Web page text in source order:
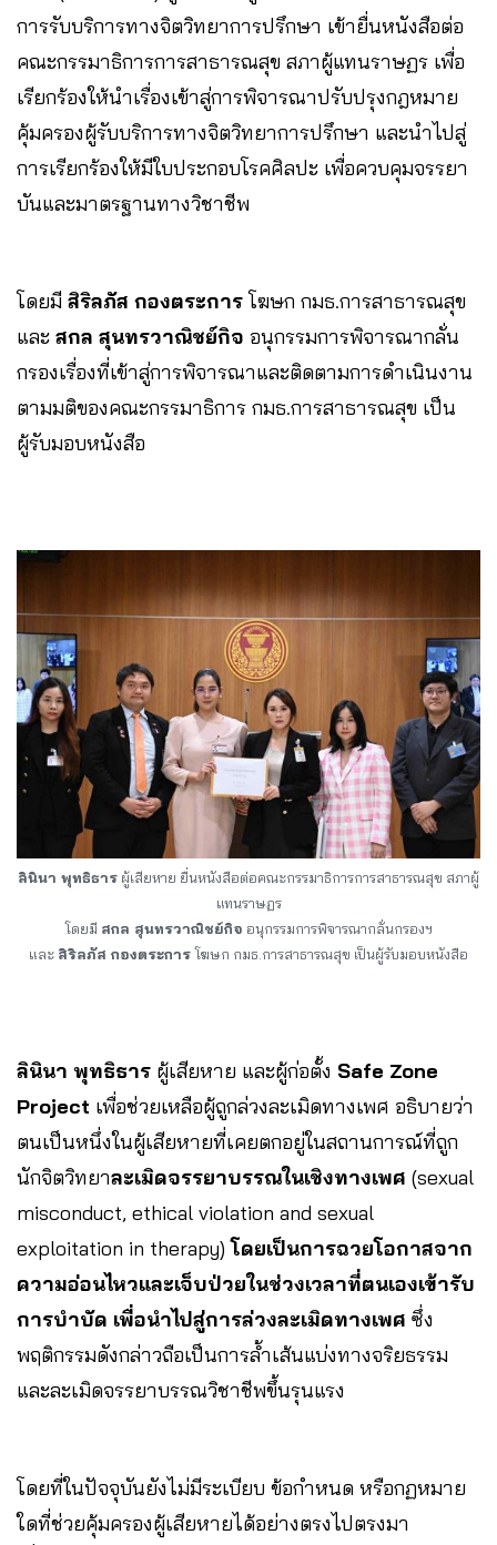
การรับบริการทางจิตวิทยาการปรึกษา เข้ายื่นหนังสือต่อ
คณะกรรมาธิการการสาธารณสุข สภาผู้แทนราษฏร เพื่อ
เรียกร้องให้นำเรื่องเข้าสู่การพิจารณาปรับปรุงกฎหมาย
คุ้มครองผู้รับบริการทางจิตวิทยาการปรึกษา และนำไปสู่
การเรียกร้องให้มีใบประกอบโรคศิลปะ เพื่อควบคุมจรรยา
บันและมาตรฐานทางวิชาชีพ
โดยมี สิริลภัส กองตระการโฆษก กมธ.การสาธารณสุข
และ สกล สุนทรวาณิชย์กิจ อนุกรรมการพิจารณากลั่น
กรองเรื่องที่เข้าสู่การพิจารณาและติดตามการดำเนินงาน
ตามมติของคณะกรรมาธิการ กมธ.การสาธารณสุข เป็น
ผู้รับมอบหนังสือ
ลินินา พุทธิธาร ผู้เสียหาย ยื่นหนังสือต่อคณะกรรมาธิการการสาธารณสุข สภาผู้
แทนราษฏร
โดยมี สกล สุนทรวาณิชย์กิจ อนุกรรมการพิจารณากลั่นกรองฯ
และ สิริลภัส กองตระการโฆษก กมธ.การสาธารณสุข เป็นผู้รับมอบหนังสือ
ลินินา พุทธิธาร ผู้เสียหาย และผู้ก่อตั้ง Safe Zone
Project เพื่อช่วยเหลือผู้ถูกล่วงละเมิดทางเพศ อธิบายว่า
ตนเป็นหนึ่งในผู้เสียหายที่เคยตกอยู่ในสถานการณ์ที่ถูก
นักจิตวิทยาละเมิดจรรยาบรรณในเชิงทางเพศ (sexual
misconduct, ethical violation and sexual
exploitation in therapy)โดยเป็นการฉวยโอกาสจาก
ความอ่อนไหวและเจ็บป่วยในช่วงเวลาที่ตนเองเข้ารับ
การบำบัด เพื่อนำไปสู่การล่วงละเมิดทางเพศ ซึ่ง
พฤติกรรมดังกล่าวถือเป็นการล้ำเส้นแบ่งทางจริยธรรม
และละเมิดจรรยาบรรณวิชาชีพขึ้นรุนแรง
โดยที่ในปัจจุบันยังไม่มีระเบียบ ข้อกำหนด หรือกฏหมาย
ใดที่ช่วยคุ้มครองผู้เสียหายได้อย่างตรงไปตรงมา